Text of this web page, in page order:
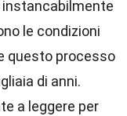
instancabilmente
le condizioni
questo processo
di anni.
a leggere per